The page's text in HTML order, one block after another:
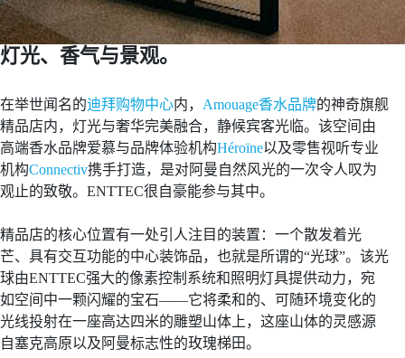
灯光、香气与景观。
在举世闻名的迪拜购物中心内， Amouage香水品牌的神奇旗舰
精品店内，灯光与奢华完美融合，静候宾客光临。该空间由
高端香水品牌爱慕与品牌体验机构Héroïne以及零售视听专业
机构Connectiv携手打造，是对阿曼自然风光的一次令人叹为
观止的致敬。ENTTEC很自豪能参与其中。
精品店的核心位置有一处引人注目的装置：一个散发着光
芒、具有交互功能的中心装饰品，也就是所谓的“光球”。该光
球由ENTTEC强大的像素控制系统和照明灯具提供动力，宛
如空间中一颗闪耀的宝石——它将柔和的、可随环境变化的
光线投射在一座高达四米的雕塑山体上，这座山体的灵感源
自塞克高原以及阿曼标志性的玫瑰梯田。